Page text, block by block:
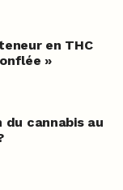
en THC
»
du cannabis au